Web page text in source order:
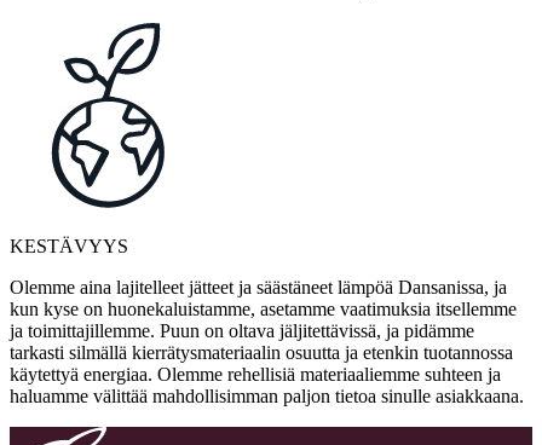
KESTÄVYYS
Olemme aina lajitelleet jätteet ja säästäneet lämpöä Dansanissa, ja
kun kyse on huonekaluistamme, asetamme vaatimuksia itsellemme
ja toimittajillemme. Puun on oltava jäljitettävissä, ja pidämme
tarkasti silmällä kierrätysmateriaalin osuutta ja etenkin tuotannossa
käytettyä energiaa. Olemme rehellisiä materiaaliemme suhteen ja
haluamme välittää mahdollisimman paljon tietoa sinulle asiakkaana.